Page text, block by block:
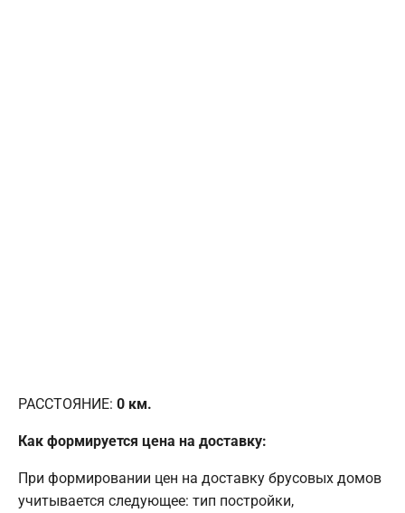
РАССТОЯНИЕ: 0 км.
Как формируется цена на доставку:
При формировании цен на доставку брусовых домов
учитывается следующее: тип постройки,